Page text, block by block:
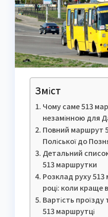
Зміст
Чому саме 513
незамінною для
Повний маршрут
Поліської до
Детальний
513 маршрутки
Розклад руху
році: коли краще
Вартість
513 маршрутці